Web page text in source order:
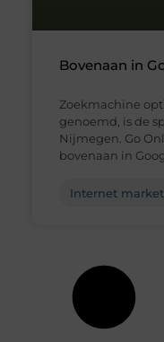
Bovenaan in
Zoekmachine
genoemd, is de
Nijmegen. Go
bovenaan in
Internet